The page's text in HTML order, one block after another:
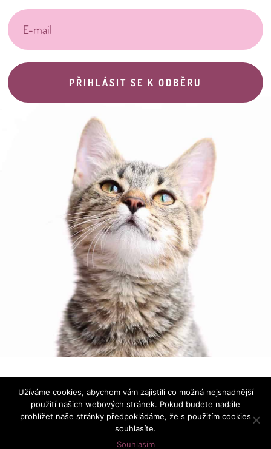
PŘIHLÁSIT SE K ODBĚRU
osobních údajů
Užíváme cookies, abychom vám zajistili co možná nejsnadnější
použití našich webových stránek. Pokud budete nadále
prohlížet naše stránky předpokládáme, že s použitím cookies
souhlasíte.
Souhlasím